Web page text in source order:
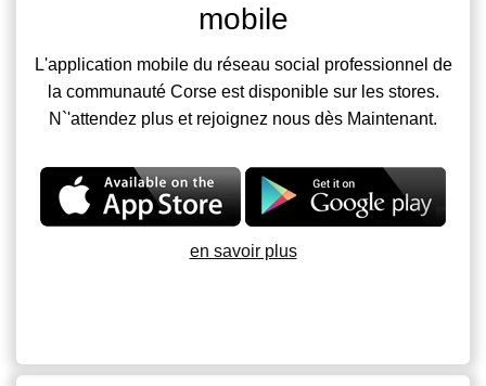
mobile
L'application mobile du réseau social professionnel de
la communauté Corse est disponible sur les stores.
N`'attendez plus et rejoignez nous dès Maintenant.
en savoir plus